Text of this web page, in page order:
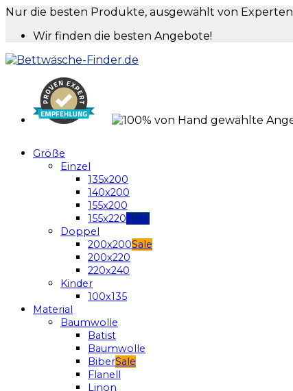
Nur die besten Produkte, ausgewählt von Experten
Wir finden die besten Angebote!
Größe
Einzel
135x200
140x200
155x200
155x220
Doppel
200x200
200x220
220x240
Kinder
100x135
Material
Baumwolle
Batist
Baumwolle
Biber
Flanell
Linon